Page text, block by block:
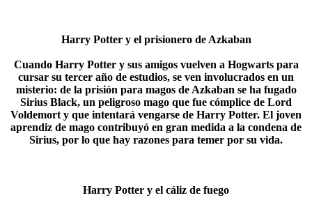
Harry Potter y el prisionero de Azkaban
Cuando Harry Potter y sus amigos vuelven a Hogwarts para
cursar su tercer año de estudios, se ven involucrados en un
misterio: de la prisión para magos de Azkaban se ha fugado
Sirius Black, un peligroso mago que fue cómplice de Lord
Voldemort y que intentará vengarse de Harry Potter. El joven
aprendiz de mago contribuyó en gran medida a la condena de
Sirius, por lo que hay razones para temer por su vida.​
Harry Potter y el cáliz de fuego